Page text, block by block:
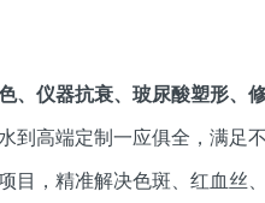
、仪器抗衰、玻尿酸塑形、
到高端定制一应俱全，满足
目，精准解决色斑、红血丝